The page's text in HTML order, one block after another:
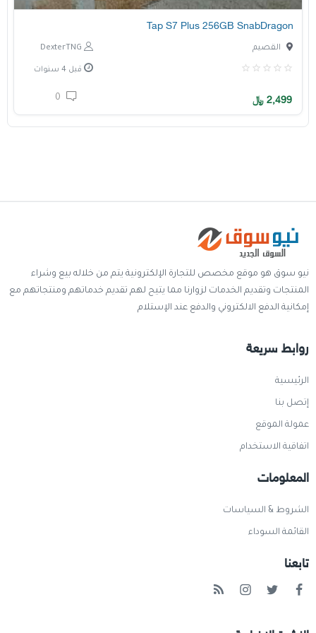
Tap S7 Plus 256GB SnabDragon
DexterTNG القصيم
قبل 4 سنوات
2,499 ﷼
نيو سوق هو موقع مخصص للتجارة الإلكترونية يتم من خلاله بيع وشراء
المنتجات وتقديم الخدمات لزوارنا مما يتيح لهم تقديم خدماتهم ومنتجاتهم مع
إمكانية الدفع الالكتروني والدفع عند الإستلام
روابط سريعة
الرئيسية
إتصل بنا
عمولة الموقع
اتفاقية الاستخدام
المعلومات
الشروط & السياسات
القائمة السوداء
تابعنا